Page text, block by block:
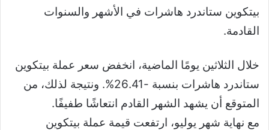
بيتكوين ستاندرد هاشرات في الأشهر والسنوات
القادمة.
خلال الثلاثين يومًا الماضية، انخفض سعر عملة بيتكوين
ستاندرد هاشرات بنسبة -26.41%. ونتيجة لذلك، من
المتوقع أن يشهد الشهر القادم انتعاشًا طفيفًا.
مع نهاية شهر يوليو، ارتفعت قيمة عملة بيتكوين